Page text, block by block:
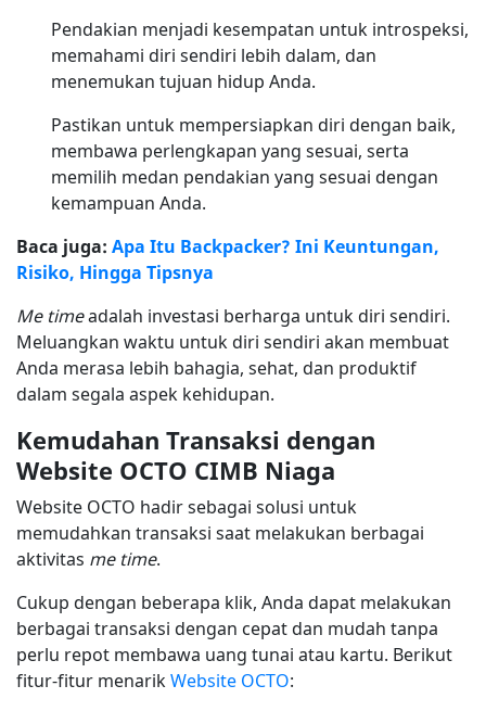
Pendakian menjadi kesempatan untuk introspeksi,
memahami diri sendiri lebih dalam, dan
menemukan tujuan hidup Anda.
Pastikan untuk mempersiapkan diri dengan baik,
membawa perlengkapan yang sesuai, serta
memilih medan pendakian yang sesuai dengan
kemampuan Anda.
Baca juga: Apa Itu Backpacker? Ini Keuntungan,
Risiko, Hingga Tipsnya
Me timeadalah investasi berharga untuk diri sendiri.
Meluangkan waktu untuk diri sendiri akan membuat
Anda merasa lebih bahagia, sehat, dan produktif
dalam segala aspek kehidupan.
Kemudahan Transaksi dengan
Website OCTO CIMB Niaga
Website OCTO hadir sebagai solusi untuk
memudahkan transaksi saat melakukan berbagai
aktivitas me time.
Cukup dengan beberapa klik, Anda dapat melakukan
berbagai transaksi dengan cepat dan mudah tanpa
perlu repot membawa uang tunai atau kartu. Berikut
fitur-fitur menarikWebsite OCTO: